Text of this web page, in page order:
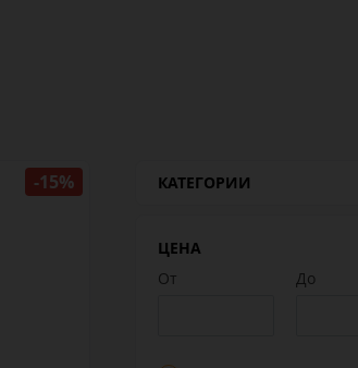
КАТЕГОРИИ
ЦЕНА
От
До
-15%